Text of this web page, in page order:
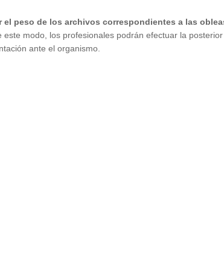
el peso de los archivos correspondientes a las
este modo, los profesionales podrán efectuar la
ante el organismo.